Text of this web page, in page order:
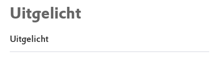
Uitgelicht
Uitgelicht